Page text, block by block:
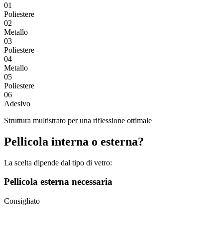
01
Poliestere
02
Metallo
03
Poliestere
04
Metallo
05
Poliestere
06
Adesivo
Struttura multistrato per una riflessione ottimale
Pellicola interna o esterna?
La scelta dipende dal tipo di vetro:
Pellicola esterna necessaria
Consigliato